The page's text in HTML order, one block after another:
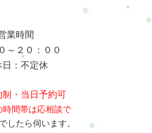
よる疲れデスクワーク・立ち仕事
refresh-jam.com出産・育児の疲れ
為の体リセットrefresh-jam.comコ
くる不調で体が辛いあなたの為の
・ホットペッパービューティー…
予約可※掲載サイトによって
datepicker-div{z-index:10000
th,.ui-datepicker-calendar td{min-
を低下させ、血流が滞りやすくな
みやだるさが生じ、姿勢バランス
体に起こる変化筋肉の緊張が続く
緊張状態になります。これにより
が出やすくなります。放置すると
すると、頭痛や睡眠の質低下、慢
があります。違和感が当たり前に
業時間
～２０：００
日：不定休
制・当日予約可
時間帯は応相談で
したら伺います。